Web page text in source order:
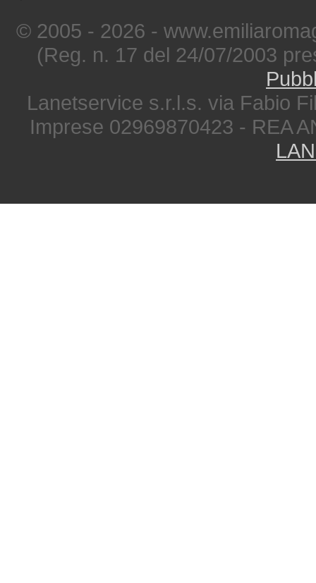
© 2005 - 2026 -
(Reg. n. 17 del 24/07/2003
Lanetservice s.r.l.s. via Fabio
Imprese 02969870423 - REA